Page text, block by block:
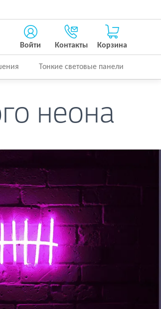
Войти Контакты Корзина
Тонкие световые панели
неона